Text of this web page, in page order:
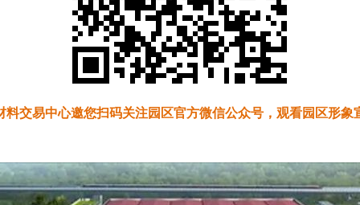
料交易中心邀您扫码关注园区官方微信公众号，观看园区形象